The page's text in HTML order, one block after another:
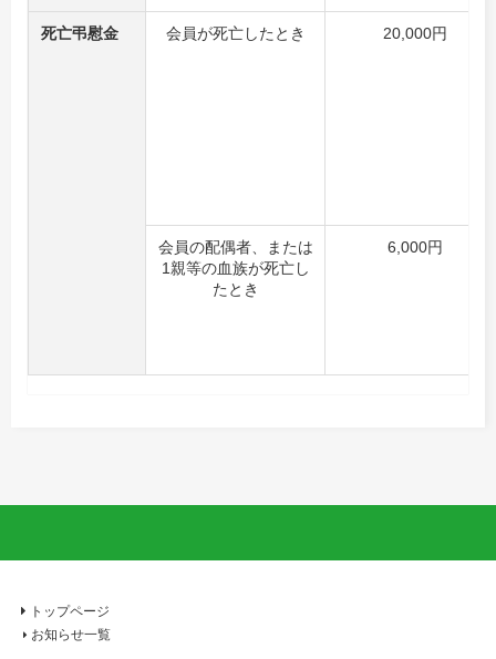
死亡弔慰金 会員が死亡したとき 20,000円
会員の配偶者、または
1親等の血族が死亡し
たとき
6,000円
トップページ
お知らせ一覧